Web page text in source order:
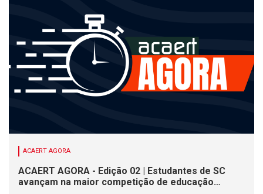
ACAERT AGORA
ACAERT AGORA - Edição 02 | Estudantes de SC
avançam na maior competição de educação